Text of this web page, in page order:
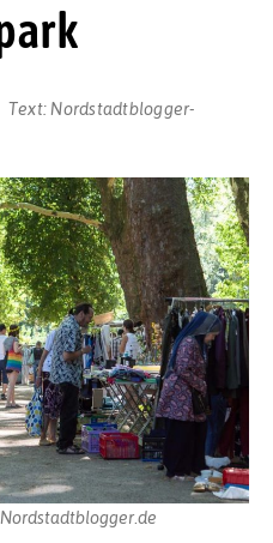
Text: Nordstadtblogger-